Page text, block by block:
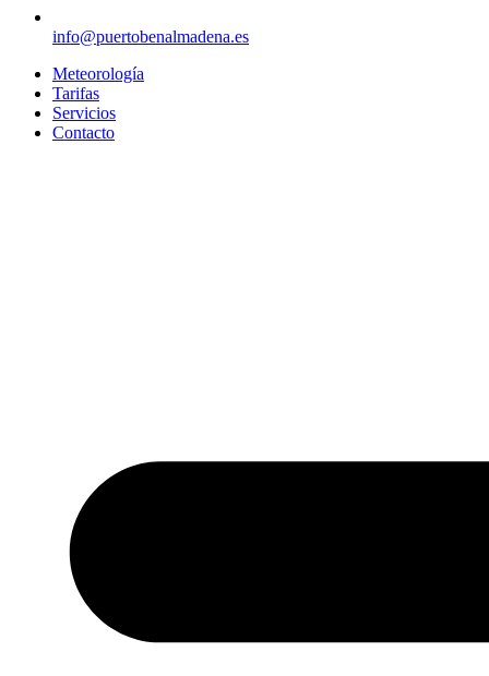
info@puertobenalmadena.es
Meteorología
Tarifas
Servicios
Contacto